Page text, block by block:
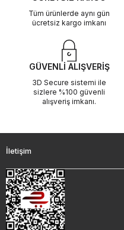
Tüm ürünlerde aynı gün
ücretsiz kargo imkanı
GÜVENLİ ALIŞVERİŞ
3D Secure sistemi ile
sizlere %100 güvenli
alışveriş imkanı.
İletişim